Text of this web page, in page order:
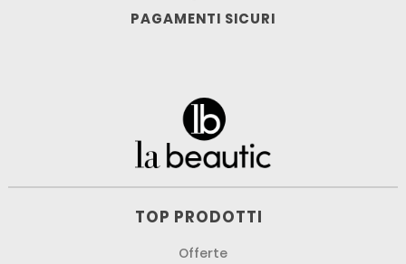
PAGAMENTI SICURI
TOP PRODOTTI
Offerte